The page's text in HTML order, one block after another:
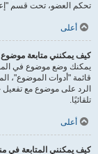
تحكم العضو، تحت قسم
أعلى
كيف يمكنني متابعة
يمكنك وضع موضوع في
قائمة "أدوات الموضوع"،
الرد على موضوع مع
تلقائيًا.
أعلى
كيف يمكنني المتابعة في